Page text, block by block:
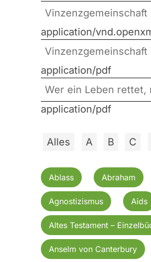
Vinzenzgemeinschaft
application/
Vinzenzgemeinschaft
application/pdf
Wer ein Leben rettet,
application/pdf
Alles A B C
Ablass Abraham
Agnostizismus Aids
Altes Testament –
Anselm von Canterbury